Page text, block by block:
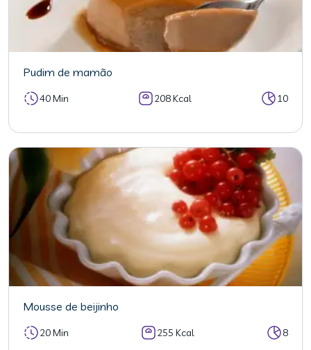
Pudim de mamão
40 Min 208 Kcal 10
Mousse de beijinho
20 Min 255 Kcal 8